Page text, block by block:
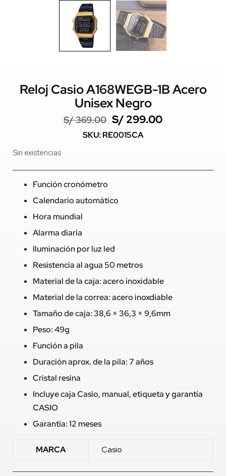
Reloj Casio A168WEGB-1B Acero
Unisex Negro
S/369.00 S/ 299.00
SKU: RE0015CA
Sin existencias
Función cronómetro
Calendario automático
Hora mundial
Alarma diaria
Iluminación por luz led
Resistencia al agua 50 metros
Material de la caja: acero inoxidable
Material de la correa: acero inoxdiable
Tamaño de caja: 38,6 × 36,3 × 9,6mm
Peso: 49g
Función a pila
Duración aprox. de la pila: 7 años
Cristal resina
Incluye caja Casio, manual, etiqueta y garantía
CASIO
Garantía: 12 meses
MARCA Casio